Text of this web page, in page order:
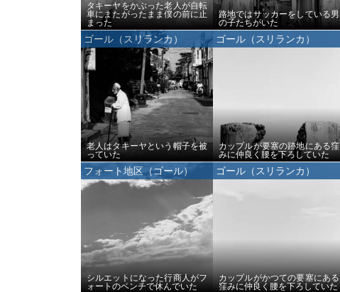
タキーヤをかぶった老人が自転
車にまたがったまま僕の前に止
まった
路地ではサッカーをしている男
の子たちがいた
ゴール（スリランカ）
老人はタキーヤという帽子を被
っていた
ゴール（スリランカ）
カップルが要塞の跡地にある窪
みに仲良く腰を下ろしていた
フォート地区（ゴール）
シルエットになった行商人がフ
ォートのベンチで休んでいた
ゴール（スリランカ）
カップルがかつての要塞にある
窪みに仲良く腰を下ろしていた